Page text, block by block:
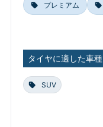
プレミアム
タイヤに適した車種
SUV